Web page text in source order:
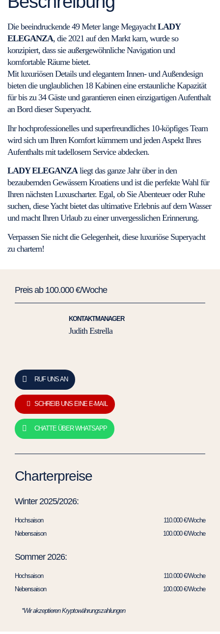
Die beeindruckende 49 Meter lange MegayachtLADY
ELEGANZA, die 2021 auf den Markt kam, wurde so
konzipiert, dass sie außergewöhnliche Navigation und
komfortable Räume bietet.
Mit luxuriösen Details und elegantem Innen- und Außendesign
bieten die unglaublichen 18 Kabinen eine erstaunliche Kapazität
für bis zu 34 Gäste und garantieren einen einzigartigen Aufenthalt
an Bord dieser Superyacht.
Ihr hochprofessionelles und superfreundliches 10-köpfiges Team
wird sich um Ihren Komfort kümmern und jeden Aspekt Ihres
Aufenthalts mit tadellosem Service abdecken.
LADY ELEGANZAliegt das ganze Jahr über in den
bezaubernden Gewässern Kroatiens und ist die perfekte Wahl für
Ihren nächsten Luxuscharter. Egal, ob Sie Abenteuer oder Ruhe
suchen, diese Yacht bietet das ultimative Erlebnis auf dem Wasser
und macht Ihren Urlaub zu einer unvergesslichen Erinnerung.
Verpassen Sie nicht die Gelegenheit, diese luxuriöse Superyacht
zu chartern!
Preis ab 100.000 €/Woche
KONTAKTMANAGER
Judith Estrella
RUF UNS AN
SCHREIB UNS EINE E-MAIL
CHATTE ÜBER WHATSAPP
Charterpreise
Winter 2025/2026:
Hochsaison
110.000 €/Woche
Nebensaison
100.000 €/Woche
Sommer 2026:
Hochsaison
110.000 €/Woche
Nebensaison
100.000 €/Woche
*Wir akzeptieren Kryptowährungszahlungen